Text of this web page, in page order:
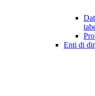
Enti di